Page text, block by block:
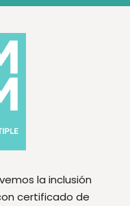
la inclusión
certificado de